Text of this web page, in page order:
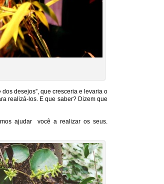
desejos”, que cresceria e levaria o
realizá-los. E que saber? Dizem que
ajudar você a realizar os seus.